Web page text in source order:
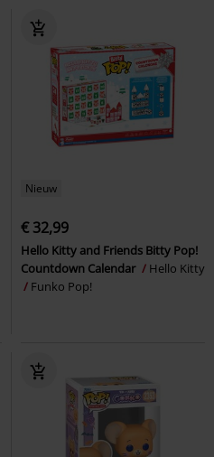
Nieuw
€ 32,99
Hello Kitty and Friends Bitty Pop!
Countdown Calendar
Hello Kitty
Funko Pop!